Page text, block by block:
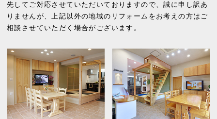
先してご対応させていただいておりますので、誠に申し訳あ
りませんが、上記以外の地域のリフォームをお考えの方はご
相談させていただく場合がございます。